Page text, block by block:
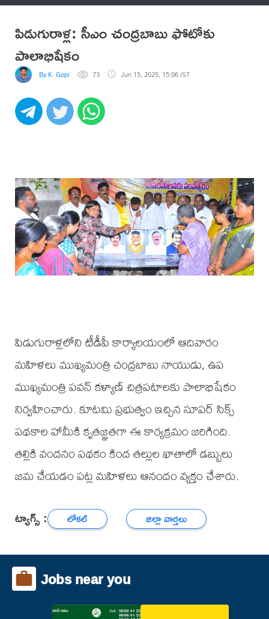
పిడుగురాళ్ల: సీఎం చంద్రబాబు ఫోటోకు
పాలాభిషేకం
By K. Gopi 73 Jun 15, 2025, 15:06 IST
పిడుగురాళ్లలోని టీడీపీ కార్యాలయంలో ఆదివారం
మహిళలు ముఖ్యమంత్రి చంద్రబాబు నాయుడు, ఉప
ముఖ్యమంత్రి పవన్ కళ్యాణ్ చిత్రపటాలకు పాలాభిషేకం
నిర్వహించారు. కూటమి ప్రభుత్వం ఇచ్చిన సూపర్ సిక్స్
పథకాల హామీకి కృతజ్ఞతగా ఈ కార్యక్రమం జరిగింది.
తల్లికి వందనం పథకం కింద తల్లుల ఖాతాలో డబ్బులు
జమ చేయడం పట్ల మహిళలు ఆనందం వ్యక్తం చేశారు.
ట్యాగ్స్ : లోకల్ జిల్లా వార్తలు
Jobs near you